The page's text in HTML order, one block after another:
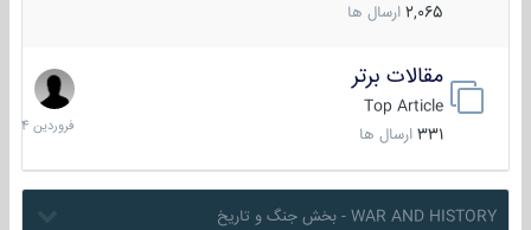
2,065 ارسال ها
مقالات برتر
Top Article
331 ارسال ها
29
فروردین
1404
WAR AND HISTORY - بخش جنگ و تاریخ